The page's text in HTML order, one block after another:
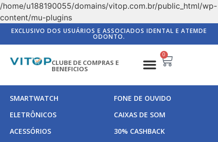
/home/u188190055/domains/vitop.com.br/public_html/wp-
content/mu-plugins
EXCLUSIVO DOS USUÁRIOS E ASSOCIADOS IDENTAL E ATEMDE
ODONTO.
CLUBE DE COMPRAS E
BENEFICIOS
0
SMARTWATCH
FONE DE OUVIDO
ELETRÔNICOS
CAIXAS DE SOM
ACESSÓRIOS
30% CASHBACK